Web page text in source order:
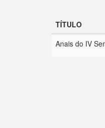
TÍTULO
Anais do IV